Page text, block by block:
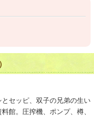
セッピ、双子の兄弟の生い
館。圧搾機、ポンプ、樽、